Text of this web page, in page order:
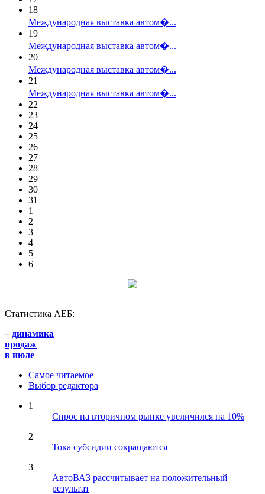
18
Международная выставка автом�...
19
Международная выставка автом�...
20
Международная выставка автом�...
21
Международная выставка автом�...
22
23
24
25
26
27
28
29
30
31
1
2
3
4
5
6
Статистика АЕБ:
– динамика
продаж
в июле
Самое читаемое
Выбор редактора
1
Спрос на вторичном рынке увеличился на 10%
2
Тока субсидии сокращаются
3
АвтоВАЗ рассчитывает на положительный
результат